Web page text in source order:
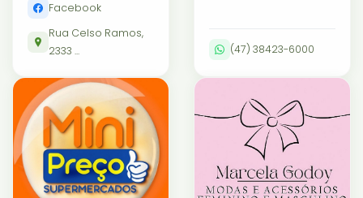
Facebook
Rua Celso Ramos,
2333 ...
(47) 38423-6000